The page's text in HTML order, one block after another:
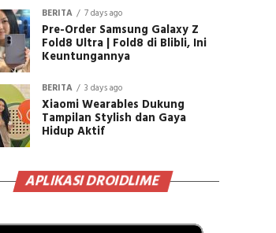
BERITA 7 days ago
Pre-Order Samsung Galaxy Z
Fold8 Ultra | Fold8 di Blibli, Ini
Keuntungannya
BERITA 3 days ago
Xiaomi Wearables Dukung
Tampilan Stylish dan Gaya
Hidup Aktif
APLIKASI DROIDLIME